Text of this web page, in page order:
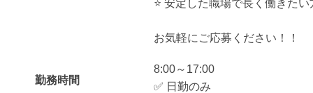
⭐️ 安定した職場で長く働きたい
お気軽にご応募ください！！
勤務時間
8:00～17:00
✅ 日勤のみ